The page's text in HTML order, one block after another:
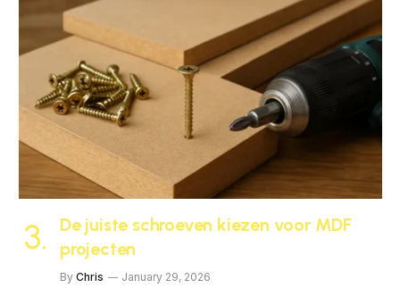
De juiste schroeven kiezen voor MDF
projecten
By Chris January 29, 2026